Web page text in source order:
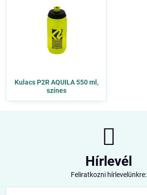
Kulacs P2R AQUILA 550 ml,
színes
Hírlevél
Feliratkozni hírlevelünkre: